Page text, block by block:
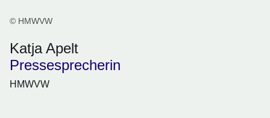
© HMWVW
Katja Apelt
Pressesprecherin
HMWVW